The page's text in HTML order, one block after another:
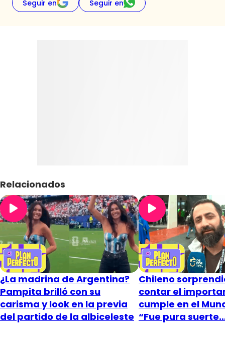
Seguir en Seguir en
Relacionados
¿La madrina de Argentina?
Pampita brilló con su
carisma y look en la previa
del partido de la albiceleste
Chileno
contar el
cumple en el
“Fue pura